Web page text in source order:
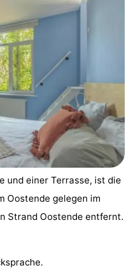
und einer Terrasse, ist die
Oostende gelegen im
Strand Oostende entfernt.